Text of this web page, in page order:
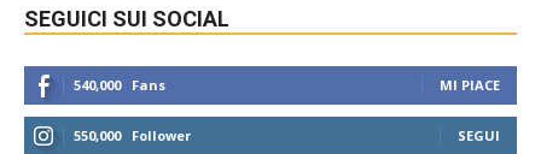
SEGUICI SUI SOCIAL
540,000 Fans MI PIACE
550,000 Follower SEGUI